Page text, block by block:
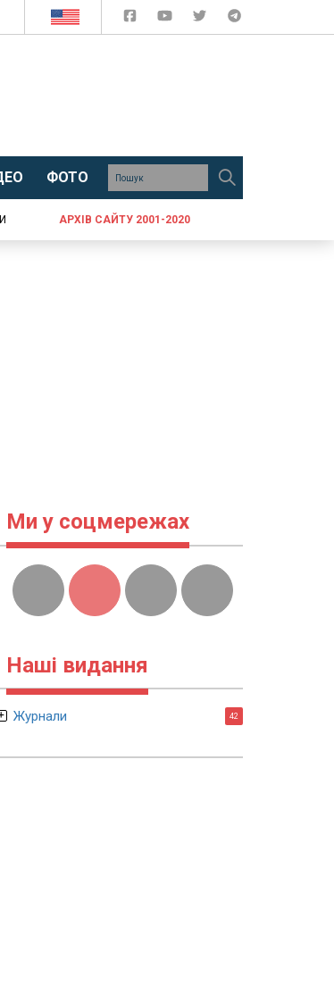
ФОТО
АРХІВ САЙТУ 2001-2020
Ми у соцмережах
Наші видання
Журнали 42